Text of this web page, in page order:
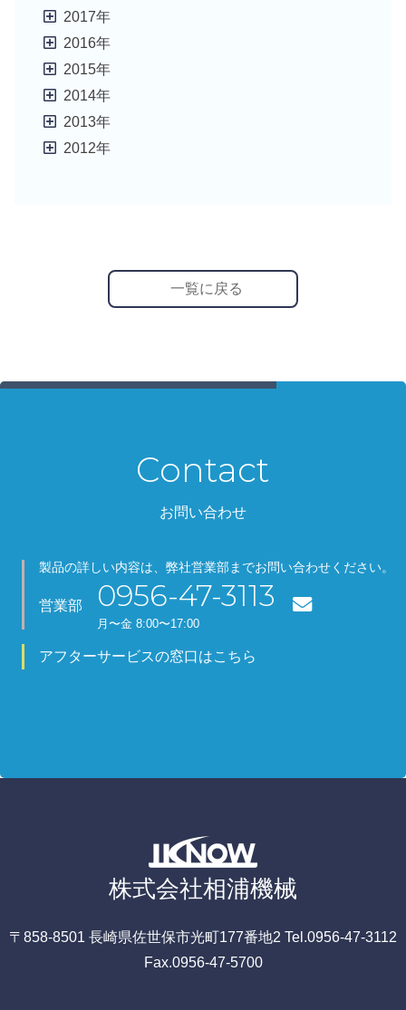
2017年
2016年
2015年
2014年
2013年
2012年
一覧に戻る
Contact
お問い合わせ
製品の詳しい内容は、弊社営業部までお問い合わせください。
営業部 0956-47-3113
月 〜金 8:00〜17:00
アフターサービスの窓口はこちら
株式会社相浦機械
〒858-8501 長崎県佐世保市光町177番地2 Tel.0956-47-3112
Fax.0956-47-5700